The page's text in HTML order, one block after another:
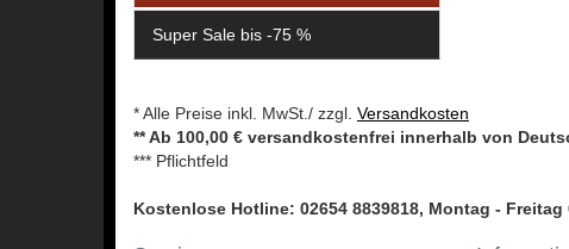
Super Sale bis -75 %
* Alle Preise inkl. MwSt./ zzgl. Versandkosten
** Ab 100,00 € versandkostenfrei innerhalb von
*** Pflichtfeld
Kostenlose Hotline: 02654 8839818, Montag -